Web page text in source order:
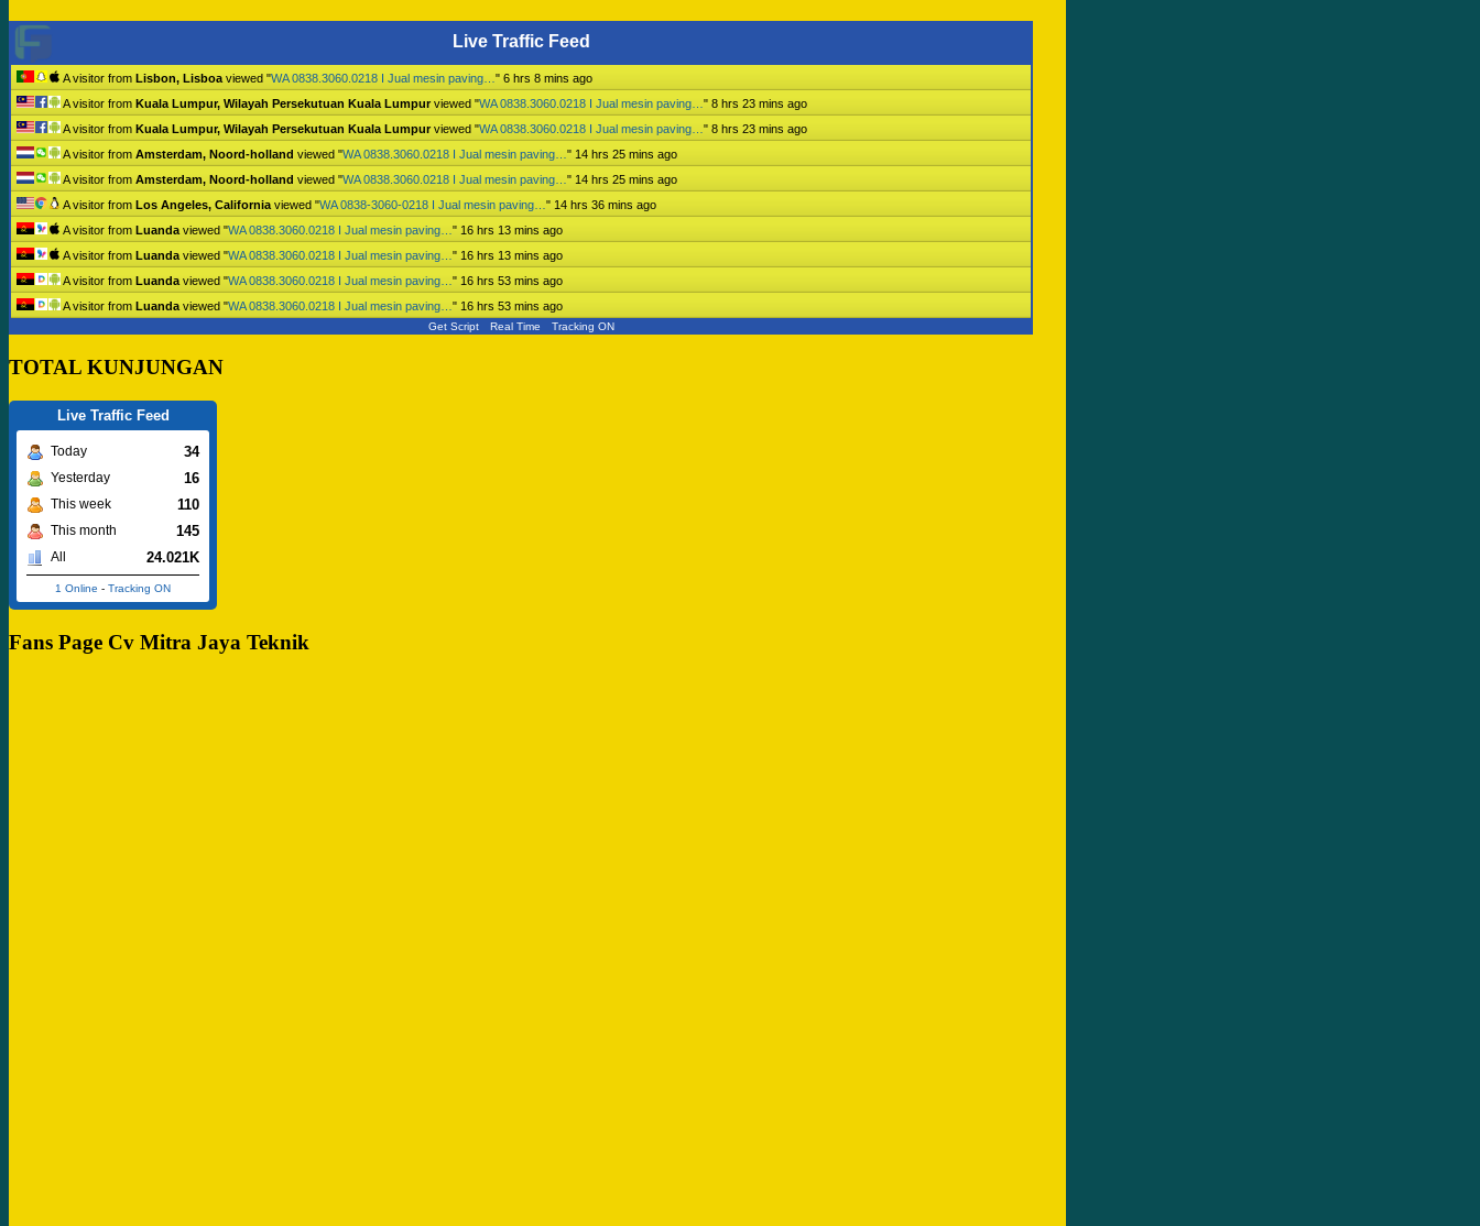
Live Traffic Feed
A visitor from Lisbon, Lisboa viewed "WA 0838.3060.0218 I Jual mesin paving… " 6 hrs 8 mins ago
A visitor from Kuala Lumpur, Wilayah Persekutuan Kuala Lumpurviewed "WA 0838.3060.0218 I Jual mesin paving… " 8 hrs 23 mins ago
A visitor from Kuala Lumpur, Wilayah Persekutuan Kuala Lumpurviewed "WA 0838.3060.0218 I Jual mesin paving… " 8 hrs 23 mins ago
A visitor from Amsterdam, Noord-holland viewed "WA 0838.3060.0218 I Jual mesin paving… " 14 hrs 25 mins ago
A visitor from Amsterdam, Noord-holland viewed "WA 0838.3060.0218 I Jual mesin paving… " 14 hrs 25 mins ago
A visitor from Los Angeles, California viewed "WA 0838-3060-0218 I Jual mesin paving… " 14 hrs 36 mins ago
A visitor from Luanda viewed "WA 0838.3060.0218 I Jual mesin paving… " 16 hrs 13 mins ago
A visitor from Luanda viewed "WA 0838.3060.0218 I Jual mesin paving… " 16 hrs 13 mins ago
A visitor from Luanda viewed "WA 0838.3060.0218 I Jual mesin paving… " 16 hrs 53 mins ago
A visitor from Luanda viewed "WA 0838.3060.0218 I Jual mesin paving… " 16 hrs 53 mins ago
Get Script Real Time Tracking ON
TOTAL KUNJUNGAN
Live Traffic Feed
Today 34
Yesterday 16
This week 110
This month 145
All 24.021K
1 Online - Tracking ON
Fans Page Cv Mitra Jaya Teknik